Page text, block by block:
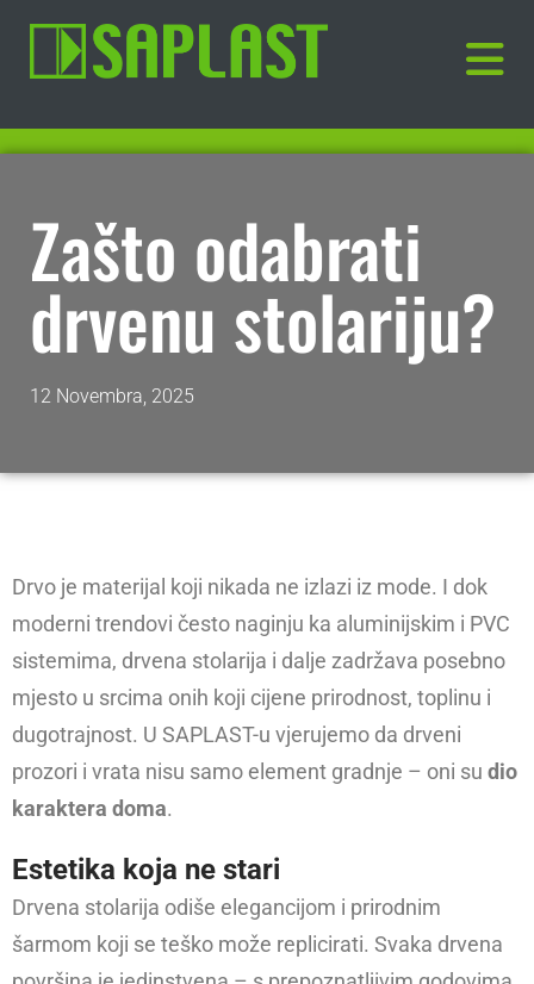
Zašto odabrati
drvenu stolariju?
12 Novembra, 2025
Drvo je materijal koji nikada ne izlazi iz mode. I dok
moderni trendovi često naginju ka aluminijskim i PVC
sistemima, drvena stolarija i dalje zadržava posebno
mjesto u srcima onih koji cijene prirodnost, toplinu i
dugotrajnost. U SAPLAST-u vjerujemo da drveni
prozori i vrata nisu samo element gradnje – oni su dio
karaktera doma.
Estetika koja ne stari
Drvena stolarija odiše elegancijom i prirodnim
šarmom koji se teško može replicirati. Svaka drvena